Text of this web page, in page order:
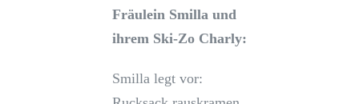
Fräulein Smilla und
ihrem Ski-Zo Charly:
Smilla legt vor: